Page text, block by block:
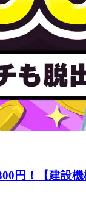
円！【建設